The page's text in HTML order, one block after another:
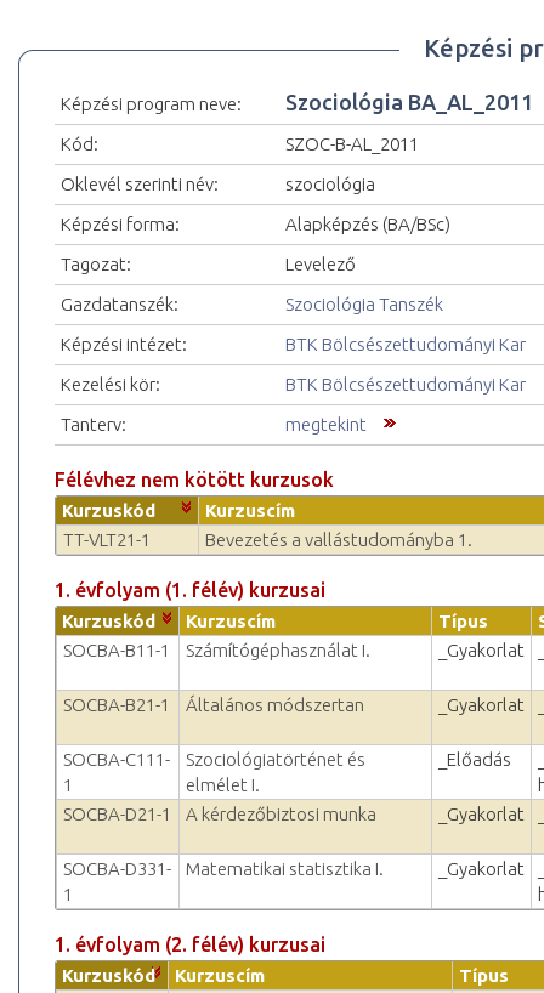
Képzési
Képzési program neve: Szociológia BA_AL_2011
Kód:
SZOC-B-AL_2011
Oklevél szerinti név:
szociológia
Képzési forma:
Alapképzés (BA/BSc)
Tagozat:
Levelező
Gazdatanszék:
Szociológia Tanszék
Képzési intézet:
BTK Bölcsészettudományi Kar
Kezelési kör:
BTK Bölcsészettudományi Kar
Tanterv:
megtekint
Félévhez nem kötött kurzusok
Kurzuskód
Kurzuscím
TT-VLT21-1
Bevezetés a vallástudományba 1.
1. évfolyam (1. félév) kurzusai
Kurzuskód Kurzuscím Típus
SOCBA-B11-1
Számítógéphasználat I. _Gyakorlat
SOCBA-B21-1 Általános módszertan _Gyakorlat
SOCBA-C111-
1
Szociológiatörténet és
elmélet I.
_Előadás
SOCBA-D21-1
A kérdezőbiztosi munka _Gyakorlat
SOCBA-D331-
1
Matematikai statisztika I. _Gyakorlat
1. évfolyam (2. félév) kurzusai
Kurzuskód Kurzuscím
Típus